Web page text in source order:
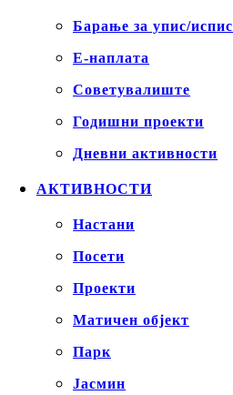
Барање за упис/испис
Е-наплата
Советувалиште
Годишни проекти
Дневни активности
АКТИВНОСТИ
Настани
Посети
Проекти
Матичен објект
Парк
Јасмин